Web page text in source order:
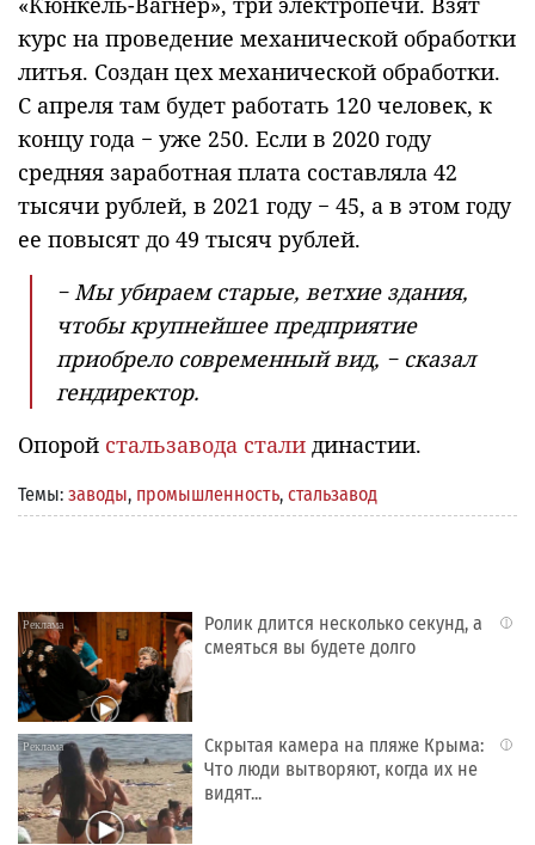
курс на проведение механической обработки
литья. Создан цех механической обработки.
С апреля там будет работать 120 человек, к
концу года − уже 250. Если в 2020 году
средняя заработная плата составляла 42
тысячи рублей, в 2021 году − 45, а в этом году
ее повысят до 49 тысяч рублей.
− Мы убираем старые, ветхие здания,
чтобы крупнейшее предприятие
приобрело современный вид, − сказал
гендиректор.
Опорой стальзавода стали династии.
Темы: заводы, промышленность, стальзавод
i
Ролик длится несколько секунд, а
смеяться вы будете долго
i
Скрытая камера на пляже Крыма:
Что люди вытворяют, когда их не
видят...